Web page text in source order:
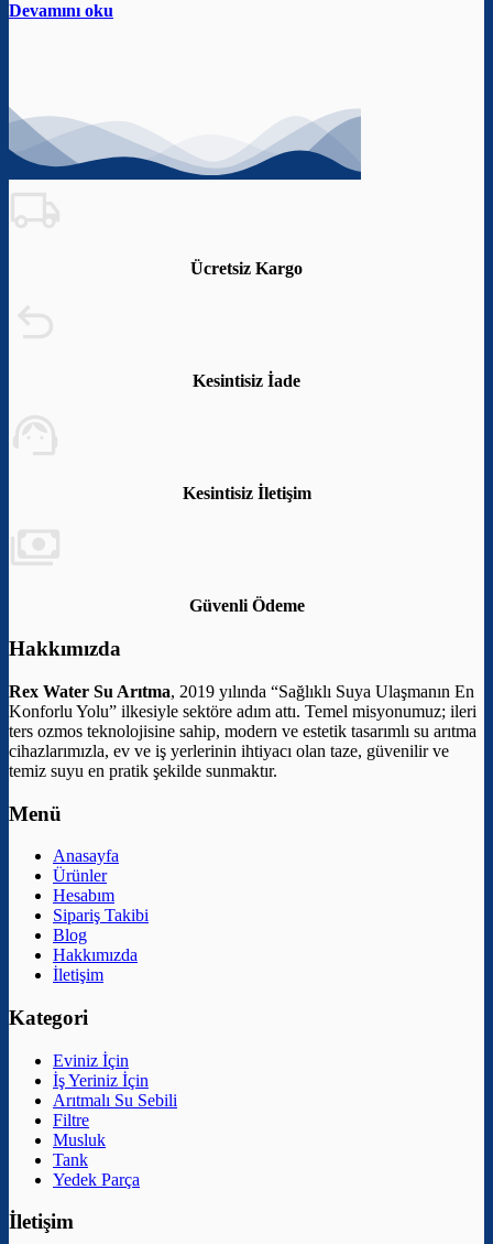
Devamını oku
Ücretsiz Kargo
Kesintisiz İade
Kesintisiz İletişim
Güvenli Ödeme
Hakkımızda
Rex Water Su Arıtma, 2019 yılında “Sağlıklı Suya Ulaşmanın En
Konforlu Yolu” ilkesiyle sektöre adım attı. Temel misyonumuz; ileri
ters ozmos teknolojisine sahip, modern ve estetik tasarımlı su arıtma
cihazlarımızla, ev ve iş yerlerinin ihtiyacı olan taze, güvenilir ve
temiz suyu en pratik şekilde sunmaktır.
Menü
Anasayfa
Ürünler
Hesabım
Sipariş Takibi
Blog
Hakkımızda
İletişim
Kategori
Eviniz İçin
İş Yeriniz İçin
Arıtmalı Su Sebili
Filtre
Musluk
Tank
Yedek Parça
İletişim